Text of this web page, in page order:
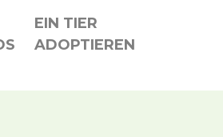
EIN TIER
ADOPTIEREN